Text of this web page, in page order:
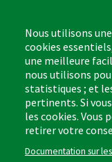
The
1 Libman
Arcola, IL
Nous utilisons
cookies
une meilleure
nous utilisons
statistiques ; et
pertinents. Si
les cookies. Vous
retirer votre
Documentation sur